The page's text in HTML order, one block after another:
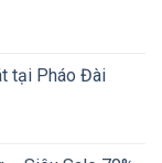
tại Pháo Đài